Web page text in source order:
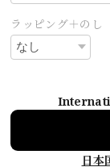
ラッピング＋のし
日本